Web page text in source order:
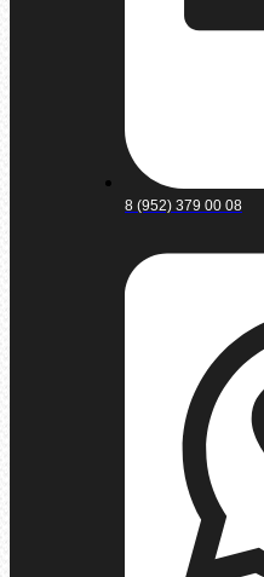
8 (952) 379 00 08